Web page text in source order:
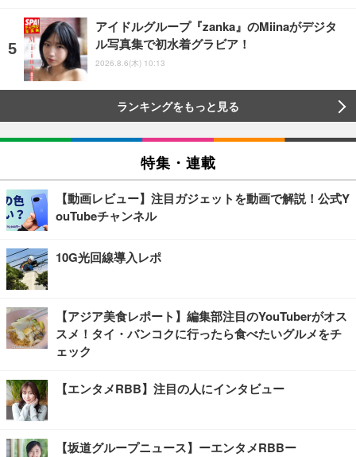
アイドルグループ『zanka』のMiinaがデジタ
ル写真集で初水着グラビア！
2026.8.6(木) 10:13
ランキングをもっと見る
特集・連載
【動画レビュー】注目ガジェットを動画で解説！公式Y
ouTubeチャンネル
10G光回線導入レポ
【アジア美食レポート】編集部注目のYouTuberがオス
スメ！タイ・バンコクに行ったら食べたいグルメをチ
ェック
【エンタメRBB】注目の人にインタビュー
【坂道グループニュース】ーエンタメRBBー